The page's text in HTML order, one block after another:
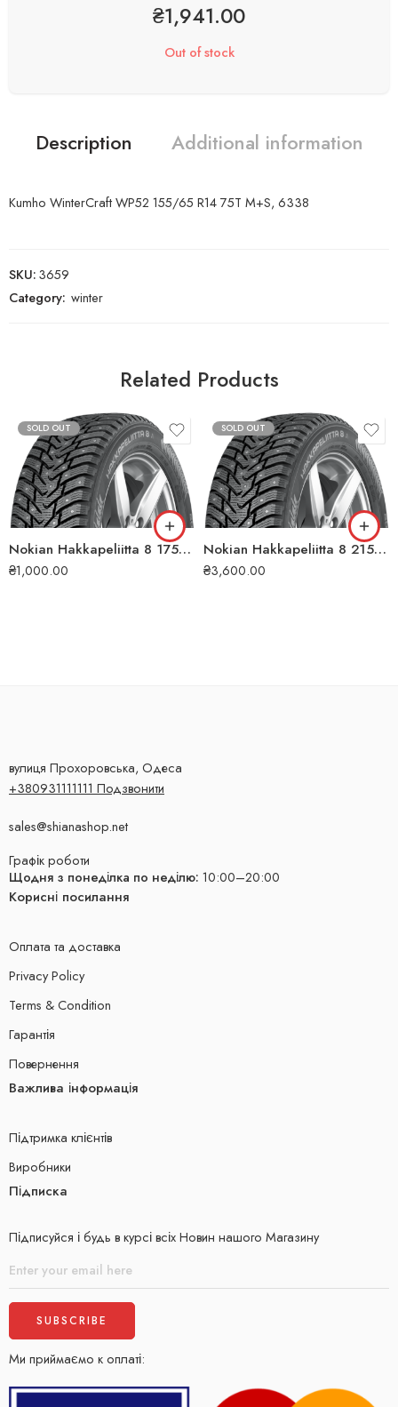
₴1,941.00
Out of stock
Description Additional information
Kumho WinterCraft WP52 155/65 R14 75T M+S, 6338
SKU:3659
Category: winter
Related Products
SOLD OUT
Nokian Hakkapeliitta 8 175/70 R13 82T XL (ШИП) зимова шина
₴1,000.00
SOLD OUT
Nokian Hakkapeliitta 8 215/50 R17 95T XL (ШИП) зимова шина
₴3,600.00
вулиця Прохоровська, Одеса
+380931111111 Подзвонити
sales@shianashop.net
Графік роботи
Щодня з понеділка по неділю: 10:00–20:00
Корисні посилання
Оплата та доставка
Privacy Policy
Terms & Condition
Гарантія
Повернення
Важлива інформація
Підтримка клієнтів
Виробники
Підписка
Підписуйся і будь в курсі всіх Новин нашого Магазину
Ми приймаємо к оплаті: